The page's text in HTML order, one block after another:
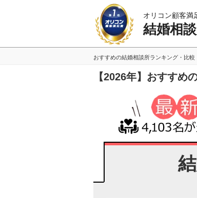
オリコン顧客満
結婚相
おすすめの結婚相談所ランキング・比較
【2026年】おすすめ